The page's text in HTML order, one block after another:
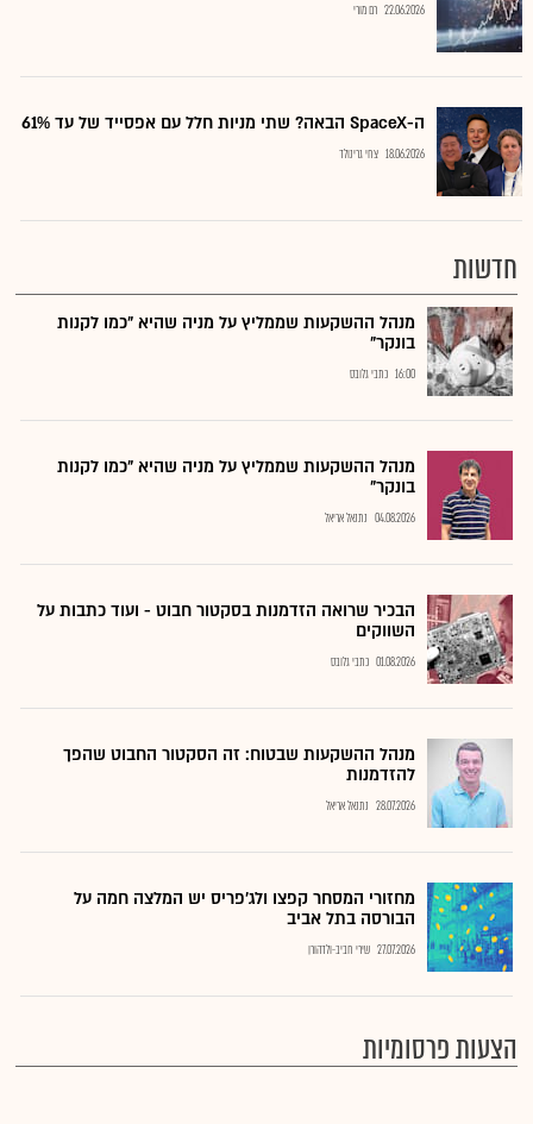
22.06.2026 רם מורי
ה-SpaceX הבאה? שתי מניות חלל עם אפסייד של עד 61%
18.06.2026 צחי גרינולד
חדשות
מנהל ההשקעות שממליץ על מניה שהיא "כמו לקנות
בונקר"
16:00 כתבי גלובס
מנהל ההשקעות שממליץ על מניה שהיא "כמו לקנות
בונקר"
04.08.2026 נתנאל אריאל
הבכיר שרואה הזדמנות בסקטור חבוט - ועוד כתבות על
השווקים
01.08.2026 כתבי גלובס
מנהל ההשקעות שבטוח: זה הסקטור החבוט שהפך
להזדמנות
28.07.2026 נתנאל אריאל
מחזורי המסחר קפצו ולג'פריס יש המלצה חמה על
הבורסה בתל אביב
27.07.2026 שירי חביב-ולדהורן
הצעות פרסומיות